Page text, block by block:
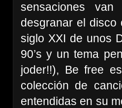
sensaciones
desgranar el disco
siglo XXI de unos
90’s y un tema
joder!!), Be free
colección de
entendidas en su